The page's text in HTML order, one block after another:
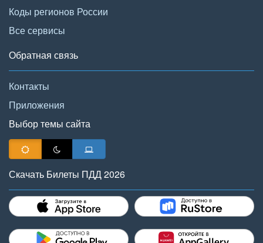
Коды регионов России
Все сервисы
Обратная связь
Контакты
Приложения
Выбор темы сайта
Скачать Билеты ПДД 2026